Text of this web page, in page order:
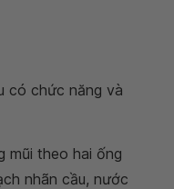
có chức năng và
mũi theo hai ống
nhãn cầu, nước